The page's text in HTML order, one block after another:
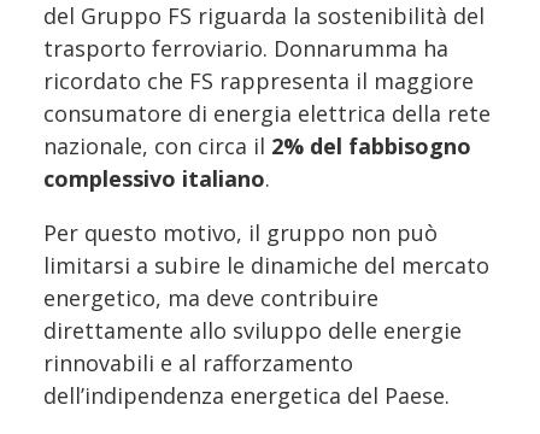
del Gruppo FS riguarda la sostenibilità del
trasporto ferroviario. Donnarumma ha
ricordato che FS rappresenta il maggiore
consumatore di energia elettrica della rete
nazionale, con circa il 2% del fabbisogno
complessivo italiano.
Per questo motivo, il gruppo non può
limitarsi a subire le dinamiche del mercato
energetico, ma deve contribuire
direttamente allo sviluppo delle energie
rinnovabili e al rafforzamento
dell’indipendenza energetica del Paese.